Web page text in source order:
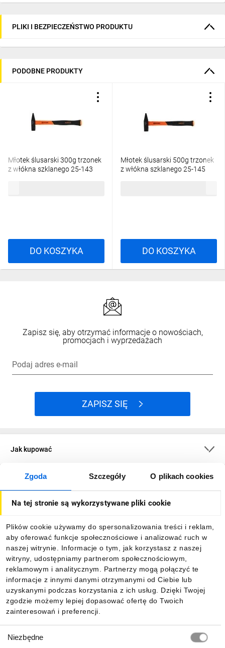
Zgoda Szczegóły O plikach cookies
Na tej stronie są wykorzystywane pliki cookie
Plików cookie używamy do spersonalizowania treści i reklam,
aby oferować funkcje społecznościowe i analizować ruch w
naszej witrynie. Informacje o tym, jak korzystasz z naszej
witryny, udostępniamy partnerom społecznościowym,
reklamowym i analitycznym. Partnerzy mogą połączyć te
informacje z innymi danymi otrzymanymi od Ciebie lub
uzyskanymi podczas korzystania z ich usług. Dzięki Twojej
zgodzie możemy lepiej dopasować ofertę do Twoich
zainteresowań i preferencji.
zgody
Niezbędne
PLIKI I BEZPIECZEŃSTWO PRODUKTU
PODOBNE PRODUKTY
Młotek ślusarski 300g trzonek
z włókna szklanego 25-143
DO KOSZYKA
Młotek ślusarski 500g trzonek
z włókna szklanego 25-145
DO KOSZYKA
Zapisz się, aby otrzymać informacje o nowościach,
promocjach i wyprzedażach
Podaj adres e-mail
ZAPISZ SIĘ
Jak kupować
O firmie
Informacje
Pobierz naszą aplikację mobilną: